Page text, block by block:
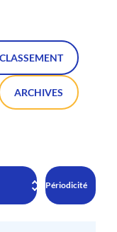
ARCHIVES
Périodicité